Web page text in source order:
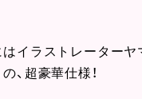
イラストレーターヤ
、超豪華仕様！